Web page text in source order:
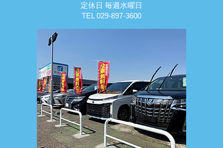
定休日 毎週水曜日
TEL 029-897-3600